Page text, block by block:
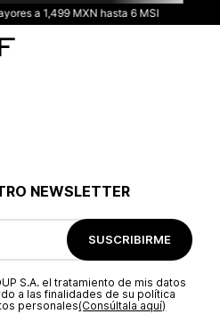
a 1,499 MXN hasta 6 MSI
NEWSLETTER
SUSCRIBIRME
S.A. el tratamiento de mis datos
a las finalidades de su política
personales‎(Consúltala aquí)